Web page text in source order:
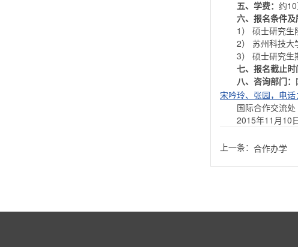
五、学费： 约
六、报名条件及
1） 硕士研究生
2） 苏州科技大
3） 硕士研究生
七、报名截止时
八、咨询部门：
宋吟玲、张园，电
国际合作交流处
2015年11月10
上一条： 合作办学